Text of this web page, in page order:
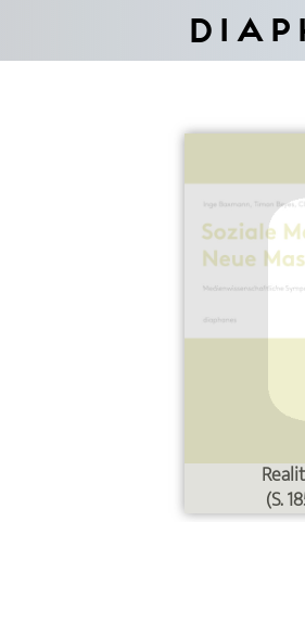
(S.